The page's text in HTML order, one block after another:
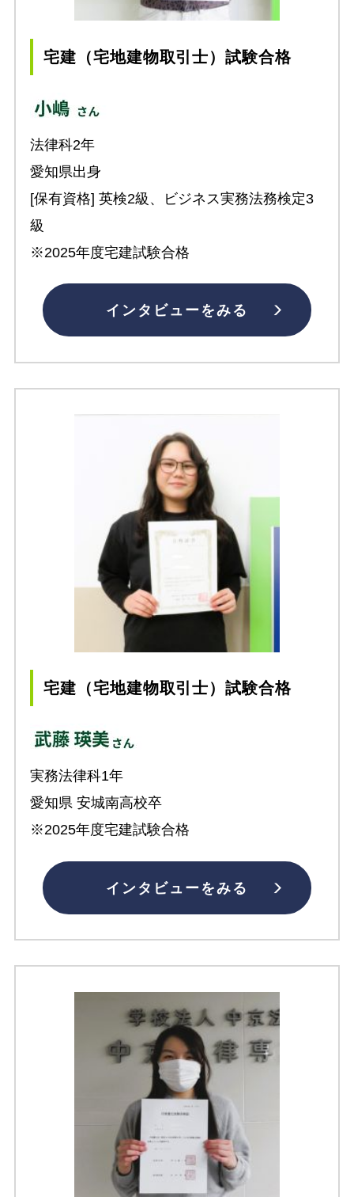
宅建（宅地建物取引士）試験合格
法律科2年
愛知県出身
[保有資格] 英検2級、ビジネス実務法務検定3
級
※2025年度宅建試験合格
インタビューをみる
宅建（宅地建物取引士）試験合格
実務法律科1年
愛知県 安城南高校卒
※2025年度宅建試験合格
インタビューをみる